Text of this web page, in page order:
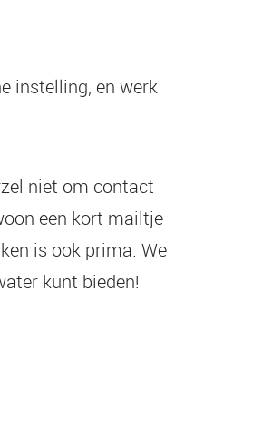
instelling, en werk
niet om contact
een kort mailtje
is ook prima. We
kunt bieden!